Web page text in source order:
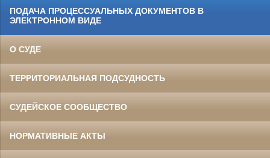
ПОДАЧА ПРОЦЕССУАЛЬНЫХ ДОКУМЕНТОВ В
ЭЛЕКТРОННОМ ВИДЕ
О СУДЕ
ТЕРРИТОРИАЛЬНАЯ ПОДСУДНОСТЬ
СУДЕЙСКОЕ СООБЩЕСТВО
НОРМАТИВНЫЕ АКТЫ